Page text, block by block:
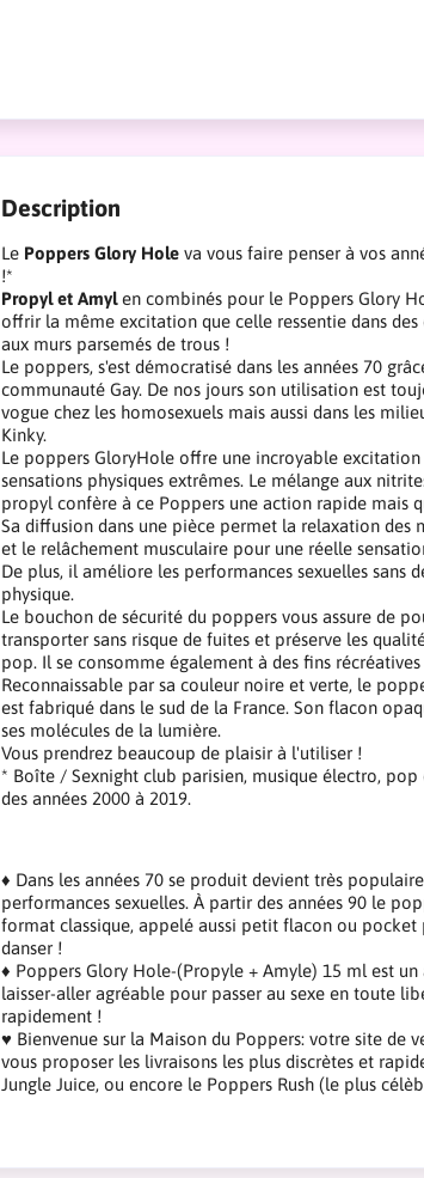
Description
Le Poppers Glory Hole va vous faire penser à vos
!*
Propyl et Amylen combinés pour le Poppers Glory
offrir la même excitation que celle ressentie dans
aux murs parsemés de trous !
Le poppers, s'est démocratisé dans les années 70
communauté Gay. De nos jours son utilisation est
vogue chez les homosexuels mais aussi dans les
Kinky.
Le poppers GloryHole offre une incroyable excitation
sensations physiques extrêmes. Le mélange aux
propyl confère à ce Poppers une action rapide mais
Sa diffusion dans une pièce permet la relaxation des
et le relâchement musculaire pour une réelle
De plus, il améliore les performances sexuelles sans
physique.
Le bouchon de sécurité du poppers vous assure de
transporter sans risque de fuites et préserve les
pop. Il se consomme également à des fins récréatives
Reconnaissable par sa couleur noire et verte, le
est fabriqué dans le sud de la France. Son flacon
ses molécules de la lumière.
Vous prendrez beaucoup de plaisir à l'utiliser !
* Boîte / Sexnight club parisien, musique électro,
des années 2000 à 2019.
♦ Dans les années 70 se produit devient très
performances sexuelles. À partir des années 90 le
format classique, appelé aussi petit flacon ou
danser !
♦ Poppers Glory Hole-(Propyle + Amyle) 15 ml est
laisser-aller agréable pour passer au sexe en toute
rapidement !
♥ Bienvenue sur la Maison du Poppers: votre site de
vous proposer les livraisons les plus discrètes et
Jungle Juice, ou encore le Poppers Rush (le plus